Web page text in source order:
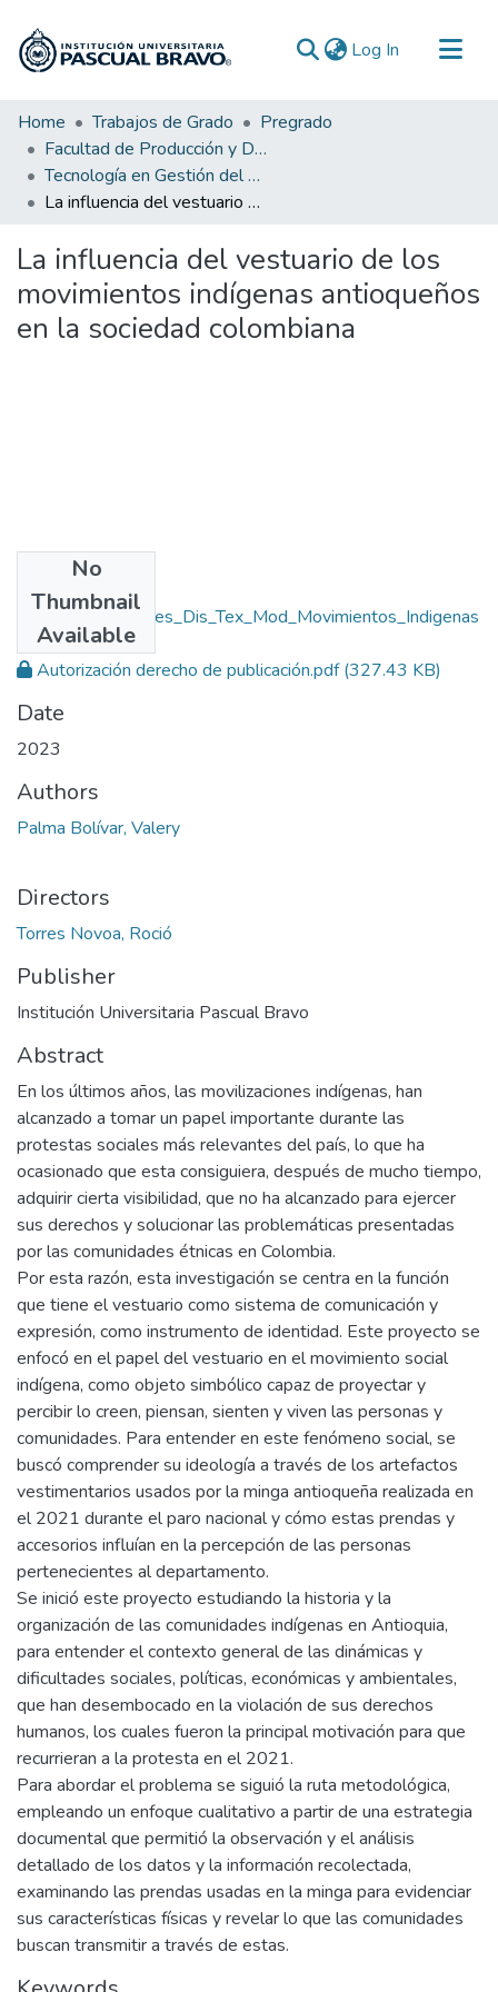
Log In (current)
Communities & Collections
All of DSpace
Statistics
Home Trabajos de Grado
Pregrado
Facultad de Producción y Diseño
Tecnología en Gestión del Diseño Textil y de Moda
La influencia del vestuario de los movimientos indígenas antioqueños en la sociedad colombiana
La influencia del vestuario de los
movimientos indígenas antioqueños
en la sociedad colombiana
No
Thumbnail
Available
Rep_IUPB_Tec_Ges_Dis_Tex_Mod_Movimientos_Indigenas
.pdf(4.88 MB)
Autorización derecho de publicación.pdf(327.43 KB)
Date
2023
Authors
Palma Bolívar, Valery
Directors
Torres Novoa, Roció
Publisher
Institución Universitaria Pascual Bravo
Abstract
En los últimos años, las movilizaciones indígenas, han
alcanzado a tomar un papel importante durante las
protestas sociales más relevantes del país, lo que ha
ocasionado que esta consiguiera, después de mucho tiempo,
adquirir cierta visibilidad, que no ha alcanzado para ejercer
sus derechos y solucionar las problemáticas presentadas
por las comunidades étnicas en Colombia.
Por esta razón, esta investigación se centra en la función
que tiene el vestuario como sistema de comunicación y
expresión, como instrumento de identidad. Este proyecto se
enfocó en el papel del vestuario en el movimiento social
indígena, como objeto simbólico capaz de proyectar y
percibir lo creen, piensan, sienten y viven las personas y
comunidades. Para entender en este fenómeno social, se
buscó comprender su ideología a través de los artefactos
vestimentarios usados por la minga antioqueña realizada en
el 2021 durante el paro nacional y cómo estas prendas y
accesorios influían en la percepción de las personas
pertenecientes al departamento.
Se inició este proyecto estudiando la historia y la
organización de las comunidades indígenas en Antioquia,
para entender el contexto general de las dinámicas y
dificultades sociales, políticas, económicas y ambientales,
que han desembocado en la violación de sus derechos
humanos, los cuales fueron la principal motivación para que
recurrieran a la protesta en el 2021.
Para abordar el problema se siguió la ruta metodológica,
empleando un enfoque cualitativo a partir de una estrategia
documental que permitió la observación y el análisis
detallado de los datos y la información recolectada,
examinando las prendas usadas en la minga para evidenciar
sus características físicas y revelar lo que las comunidades
buscan transmitir a través de estas.